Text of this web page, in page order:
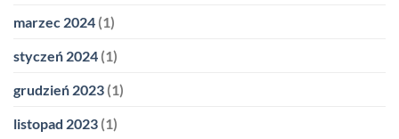
marzec 2024 (1)
styczeń 2024 (1)
grudzień 2023 (1)
listopad 2023 (1)